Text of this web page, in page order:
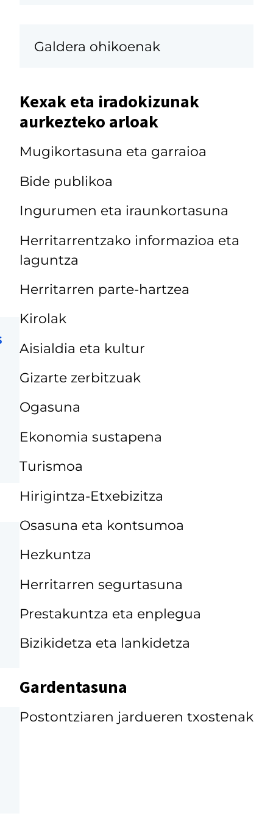
Galdera ohikoenak
Kexak eta iradokizunak
aurkezteko arloak
Mugikortasuna eta garraioa
Bide publikoa
Ingurumen eta iraunkortasuna
Herritarrentzako informazioa eta
laguntza
Herritarren parte-hartzea
Kirolak
Aisialdia eta kultur
Gizarte zerbitzuak
Ogasuna
Ekonomia sustapena
Turismoa
Hirigintza-Etxebizitza
Osasuna eta kontsumoa
Hezkuntza
Herritarren segurtasuna
Prestakuntza eta enplegua
Bizikidetza eta lankidetza
Gardentasuna
Postontziaren jardueren txostenak